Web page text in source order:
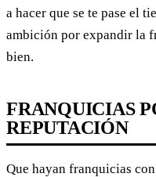
a hacer que se te pase el
ambición por expandir la
bien.
FRANQUICIAS
REPUTACIÓN
Que hayan franquicias